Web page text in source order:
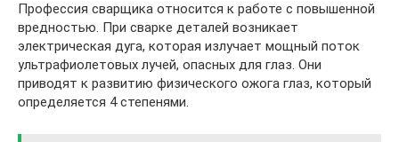
Профессия сварщика относится к работе с повышенной
вредностью. При сварке деталей возникает
электрическая дуга, которая излучает мощный поток
ультрафиолетовых лучей, опасных для глаз. Они
приводят к развитию физического ожога глаз, который
определяется 4 степенями.